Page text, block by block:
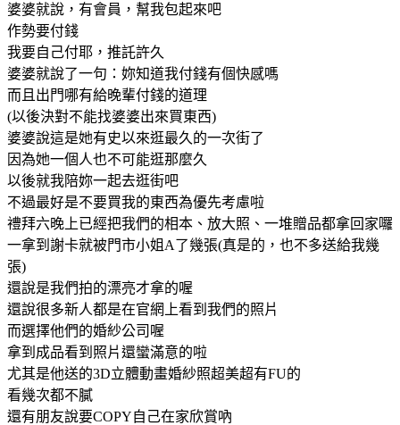
婆婆就說，有會員，幫我包起來吧
作勢要付錢
我要自己付耶，推託許久
婆婆就說了一句：妳知道我付錢有個快感嗎
而且出門哪有給晚輩付錢的道理
(以後決對不能找婆婆出來買東西)
婆婆說這是她有史以來逛最久的一次街了
因為她一個人也不可能逛那麼久
以後就我陪妳一起去逛街吧
不過最好是不要買我的東西為優先考慮啦
禮拜六晚上已經把我們的相本、放大照、一堆贈品都拿回家囉
一拿到謝卡就被門市小姐A了幾張(真是的，也不多送給我幾
張)
還說是我們拍的漂亮才拿的喔
還說很多新人都是在官網上看到我們的照片
而選擇他們的婚紗公司喔
拿到成品看到照片還蠻滿意的啦
尤其是他送的3D立體動畫婚紗照超美超有FU的
看幾次都不膩
還有朋友說要COPY自己在家欣賞吶